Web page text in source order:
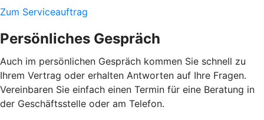
Zum Serviceauftrag
Persönliches Gespräch
Auch im persönlichen Gespräch kommen Sie schnell zu
Ihrem Vertrag oder erhalten Antworten auf Ihre Fragen.
Vereinbaren Sie einfach einen Termin für eine Beratung in
der Geschäftsstelle oder am Telefon.